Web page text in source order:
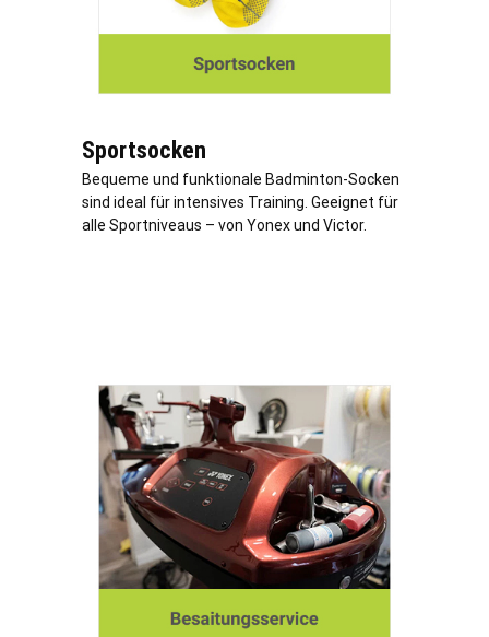
Sportsocken
Bequeme und funktionale Badminton-Socken
sind ideal für intensives Training. Geeignet für
alle Sportniveaus – von Yonex und Victor.